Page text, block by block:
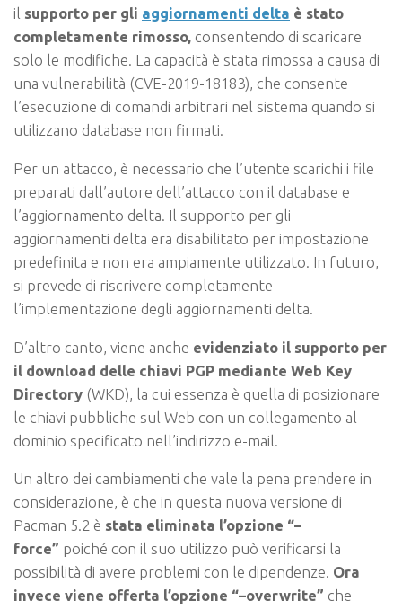
il supporto per gli aggiornamenti delta è stato
completamente rimosso, consentendo di scaricare
solo le modifiche. La capacità è stata rimossa a causa di
una vulnerabilità (CVE-2019-18183), che consente
l’esecuzione di comandi arbitrari nel sistema quando si
utilizzano database non firmati.
Per un attacco, è necessario che l’utente scarichi i file
preparati dall’autore dell’attacco con il database e
l’aggiornamento delta. Il supporto per gli
aggiornamenti delta era disabilitato per impostazione
predefinita e non era ampiamente utilizzato. In futuro,
si prevede di riscrivere completamente
l’implementazione degli aggiornamenti delta.
D’altro canto, viene anche evidenziato il supporto per
il download delle chiavi PGP mediante Web Key
Directory (WKD), la cui essenza è quella di posizionare
le chiavi pubbliche sul Web con un collegamento al
dominio specificato nell’indirizzo e-mail.
Un altro dei cambiamenti che vale la pena prendere in
considerazione, è che in questa nuova versione di
Pacman 5.2 è stata eliminata l’opzione “–
force” poiché con il suo utilizzo può verificarsi la
possibilità di avere problemi con le dipendenze. Ora
invece viene offerta l’opzione “–overwrite” che